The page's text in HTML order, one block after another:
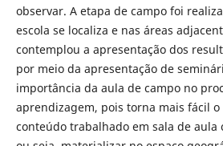
observar. A etapa de campo foi
escola se localiza e nas áreas
contemplou a apresentação dos
por meio da apresentação de
importância da aula de campo no
aprendizagem, pois torna mais fácil
conteúdo trabalhado em sala de aula